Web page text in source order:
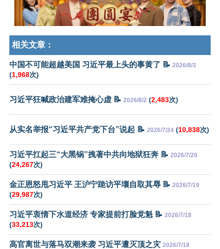
相关文章：
中国不可能超越美国 习近平最上头的事黄了 📝 2026/8/3
(1,968次)
习近平狂喊政治建军难掩心虚 📝 2026/8/2 (2,483次)
从实名举报“习近平共产党下台”说起 📝 2026/7/24 (10,838次)
习近平扛起三“大黑锅”拽著中共向地狱狂奔 📝 2026/7/20
(24,267次)
金正恩怒甩习近平 王沪宁跪访平壤自取其辱 📝 2026/7/19
(29,987次)
习近平衷情下水道经济 专家提前打脸党魁 📝 2026/7/18
(33,213次)
高官离世与落马双潮来袭 习近平遭灭顶之灾 2026/7/18